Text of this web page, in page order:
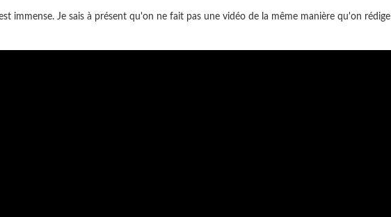
immense. Je sais à présent qu'on ne fait pas une vidéo de la même manière qu'on